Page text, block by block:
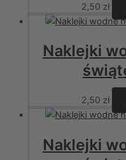
2,50 zł
Naklejki
2,50 zł
Naklejki